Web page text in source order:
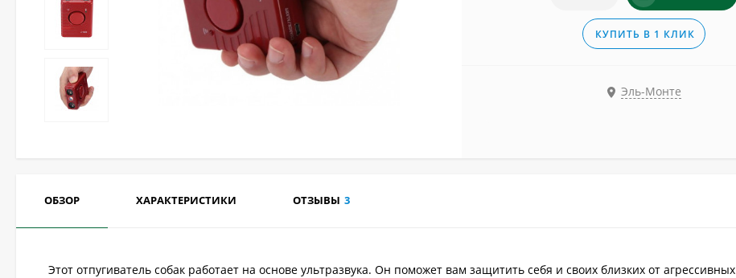
КУПИТЬ В 1 КЛИК
Эль-Монте
ОБЗОР ХАРАКТЕРИСТИКИ ОТЗЫВЫ 3
Этот отпугиватель собак работает на основе ультразвука. Он поможет вам защитить себя и своих близких от агрессивных